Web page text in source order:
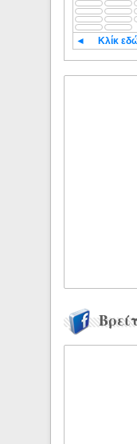
◄ Κλίκ